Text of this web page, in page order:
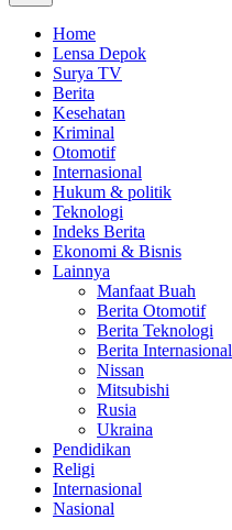
Home
Lensa Depok
Surya TV
Berita
Kesehatan
Kriminal
Otomotif
Internasional
Hukum & politik
Teknologi
Indeks Berita
Ekonomi & Bisnis
Lainnya
Manfaat Buah
Berita Otomotif
Berita Teknologi
Berita Internasional
Nissan
Mitsubishi
Rusia
Ukraina
Pendidikan
Religi
Internasional
Nasional